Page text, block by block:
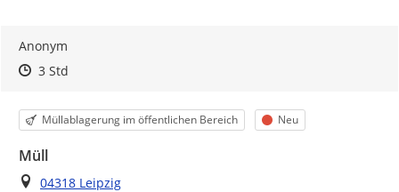
Anonym
Zeitpunkt des Erstellens
Zeitpunkt des Erstellens
3 StdZur Äußerung
Kategorie
Müllablagerung im öffentlichen Bereich Status
Neu
Müll
Ort
04318 Leipzig